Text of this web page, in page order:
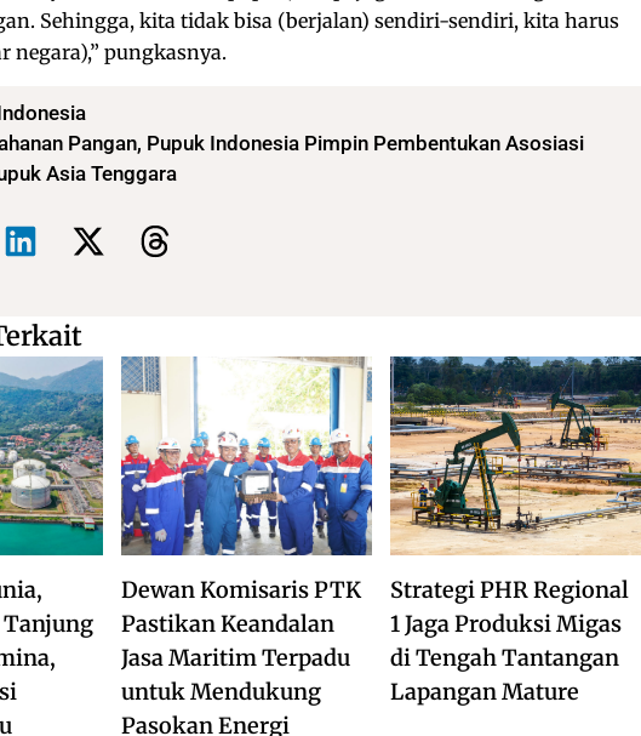
Sehingga, kita tidak bisa (berjalan) sendiri-sendiri, kita harus
negara),” pungkasnya.
Pangan, Pupuk Indonesia Pimpin Pembentukan Asosiasi
Asia Tenggara
Dewan Komisaris PTK
Pastikan Keandalan
Jasa Maritim Terpadu
untuk Mendukung
Pasokan Energi
Strategi PHR Regional
1 Jaga Produksi Migas
di Tengah Tantangan
Lapangan Mature